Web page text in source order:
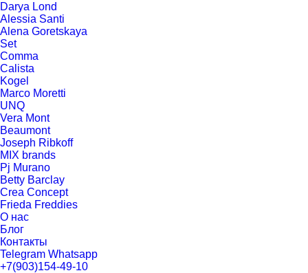
Darya Lond
Alessia Santi
Alena Goretskaya
Set
Comma
Calista
Kogel
Marco Moretti
UNQ
Vera Mont
Beaumont
Joseph Ribkoff
MIX brands
Pj Murano
Betty Barclay
Crea Concept
Frieda Freddies
О нас
Блог
Контакты
Telegram Whatsapp
+7(903)154-49-10